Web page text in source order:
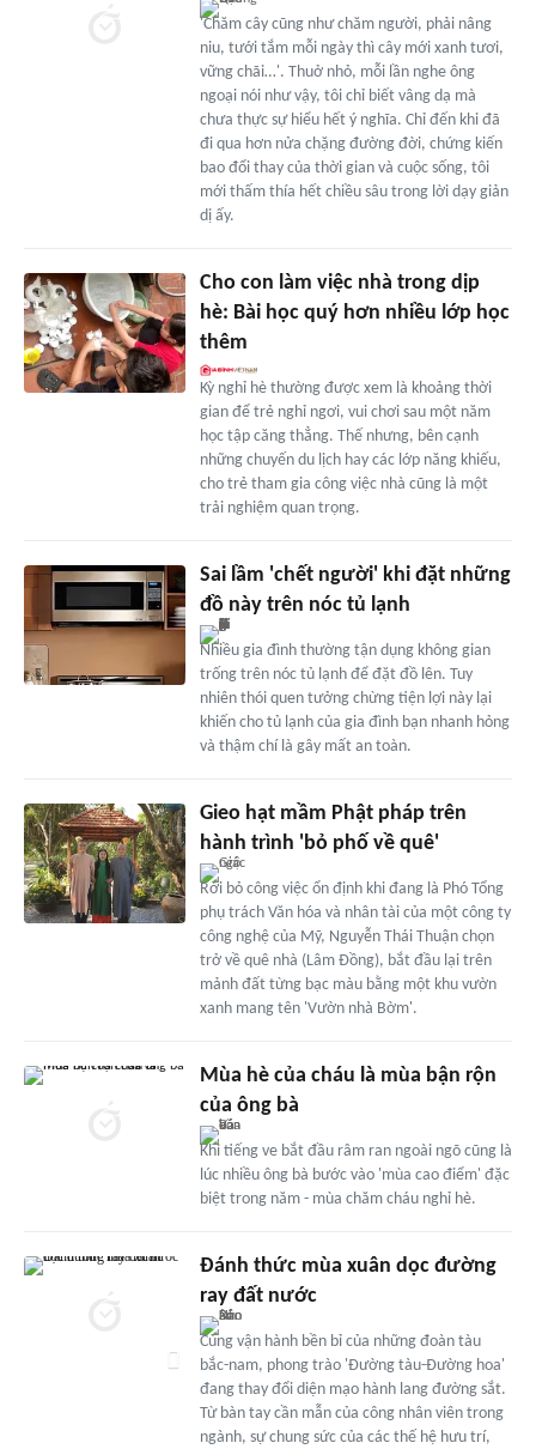
'Chăm cây cũng như chăm người, phải nâng
niu, tưới tắm mỗi ngày thì cây mới xanh tươi,
vững chãi…'. Thuở nhỏ, mỗi lần nghe ông
ngoại nói như vậy, tôi chỉ biết vâng dạ mà
chưa thực sự hiểu hết ý nghĩa. Chỉ đến khi đã
đi qua hơn nửa chặng đường đời, chứng kiến
bao đổi thay của thời gian và cuộc sống, tôi
mới thấm thía hết chiều sâu trong lời dạy giản
dị ấy.
Cho con làm việc nhà trong dịp
hè: Bài học quý hơn nhiều lớp học
thêm
Kỳ nghỉ hè thường được xem là khoảng thời
gian để trẻ nghỉ ngơi, vui chơi sau một năm
học tập căng thẳng. Thế nhưng, bên cạnh
những chuyến du lịch hay các lớp năng khiếu,
cho trẻ tham gia công việc nhà cũng là một
trải nghiệm quan trọng.
Sai lầm 'chết người' khi đặt những
đồ này trên nóc tủ lạnh
Nhiều gia đình thường tận dụng không gian
trống trên nóc tủ lạnh để đặt đồ lên. Tuy
nhiên thói quen tưởng chừng tiện lợi này lại
khiến cho tủ lạnh của gia đình bạn nhanh hỏng
và thậm chí là gây mất an toàn.
Gieo hạt mầm Phật pháp trên
hành trình 'bỏ phố về quê'
Rời bỏ công việc ổn định khi đang là Phó Tổng
phụ trách Văn hóa và nhân tài của một công ty
công nghệ của Mỹ, Nguyễn Thái Thuận chọn
trở về quê nhà (Lâm Đồng), bắt đầu lại trên
mảnh đất từng bạc màu bằng một khu vườn
xanh mang tên 'Vườn nhà Bờm'.
Mùa hè của cháu là mùa bận rộn
của ông bà
Khi tiếng ve bắt đầu râm ran ngoài ngõ cũng là
lúc nhiều ông bà bước vào 'mùa cao điểm' đặc
biệt trong năm - mùa chăm cháu nghỉ hè.
Đánh thức mùa xuân dọc đường
ray đất nước
Cùng vận hành bền bỉ của những đoàn tàu
bắc-nam, phong trào 'Đường tàu-Đường hoa'
đang thay đổi diện mạo hành lang đường sắt.
Từ bàn tay cần mẫn của công nhân viên trong
ngành, sự chung sức của các thế hệ hưu trí,